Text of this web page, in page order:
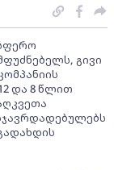
გივი
და 8 წლით